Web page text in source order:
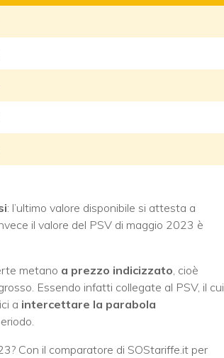
: l’ultimo valore disponibile si attesta a
il valore del PSV di maggio 2023 è
metano a prezzo indicizzato , cioè
Essendo infatti collegate al PSV, il cui
a intercettare la parabola
Con il comparatore di SOStariffe.it per